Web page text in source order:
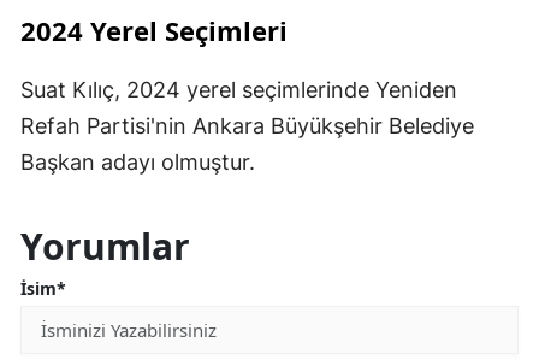
2024 Yerel Seçimleri
Suat Kılıç, 2024 yerel seçimlerinde Yeniden
Refah Partisi'nin Ankara Büyükşehir Belediye
Başkan adayı olmuştur.
Yorumlar
İsim*